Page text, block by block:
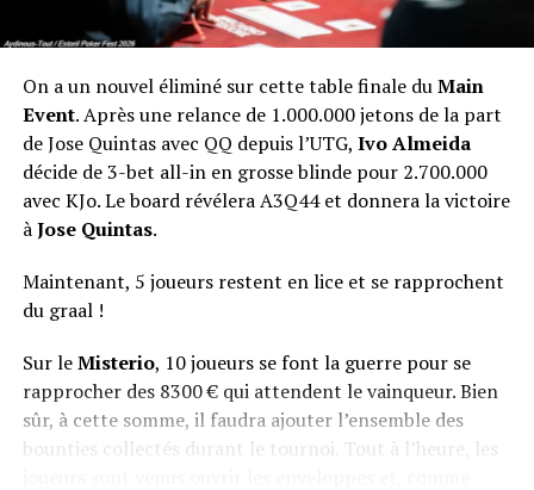
On a un nouvel éliminé sur cette table finale duMain
Event. Après une relance de 1.000.000 jetons de la part
de Jose Quintas avec QQ depuis l’UTG, Ivo Almeida
décide de 3-bet all-in en grosse blinde pour 2.700.000
avec KJo. Le board révélera A3Q44 et donnera la victoire
àJose Quintas.
Maintenant, 5 joueurs restent en lice et se rapprochent
du graal !
Sur leMisterio, 10 joueurs se font la guerre pour se
rapprocher des 8300 € qui attendent le vainqueur. Bien
sûr, à cette somme, il faudra ajouter l’ensemble des
bounties collectés durant le tournoi. Tout à l’heure, les